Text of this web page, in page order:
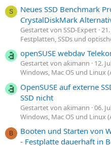
S
Neues SSD Benchmark
CrystalDiskMark
Gestartet von SSD-Expert
Festplatten, SSDs und
openSUSE webdav
Gestartet von akimann 12.
Windows, Mac OS und Linux
OpenSUSE auf externe
SSD nicht
Gestartet von akimann 06.
Windows, Mac OS und Linux
B
Booten und Starten von
- Festplatte dauerhaft in